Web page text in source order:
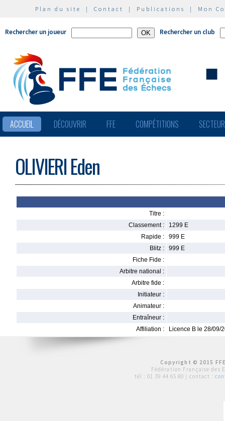
Plan du site | Contact | Publications | Mon
Rechercher un joueur Rechercher un club
ACCUEIL DÉCOUVRIR FFE COMPÉTITIONS
OLIVIERI Eden
Titre :
Classement :
1299 E
Rapide :
999 E
Blitz :
999 E
Fiche Fide :
Arbitre national :
Arbitre fide :
Initiateur :
Animateur :
Entraîneur :
Affiliation :
Licence B le 28/09/
Copyright © 2015
Fédération Française des
tél : 01 39 44 65 80 | contact :